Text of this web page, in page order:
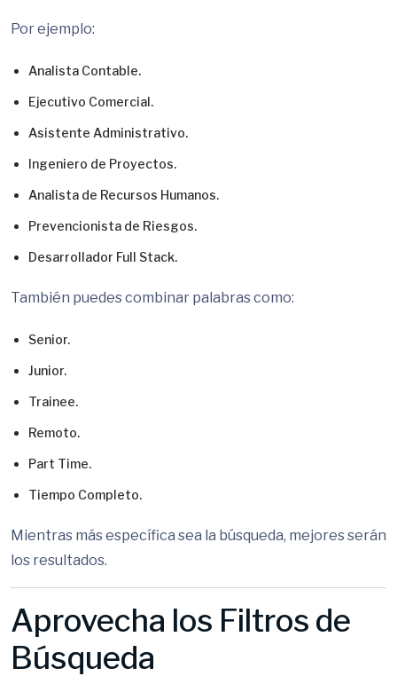
Por ejemplo:
Analista Contable.
Ejecutivo Comercial.
Asistente Administrativo.
Ingeniero de Proyectos.
Analista de Recursos Humanos.
Prevencionista de Riesgos.
Desarrollador Full Stack.
También puedes combinar palabras como:
Senior.
Junior.
Trainee.
Remoto.
Part Time.
Tiempo Completo.
Mientras más específica sea la búsqueda, mejores serán
los resultados.
Aprovecha los Filtros de
Búsqueda